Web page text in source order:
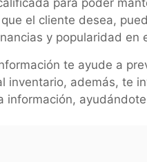
para poder
el cliente desea,
y popularidad en
te ayude a
inventario, además, te
información,